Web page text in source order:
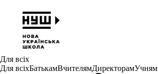
Для всіх
Для всіхБатькамВчителямДиректорамУчням